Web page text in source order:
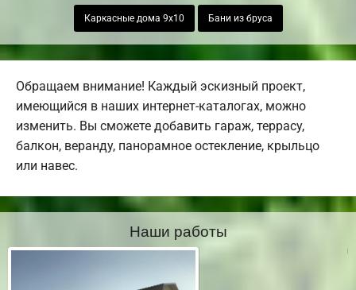
Каркасные дома 9х10 Бани из бруса
Обращаем внимание! Каждый эскизный проект,
имеющийся в наших интернет-каталогах, можно
изменить. Вы сможете добавить гараж, террасу,
балкон, веранду, панорамное остекление, крыльцо
или навес.
Наши работы